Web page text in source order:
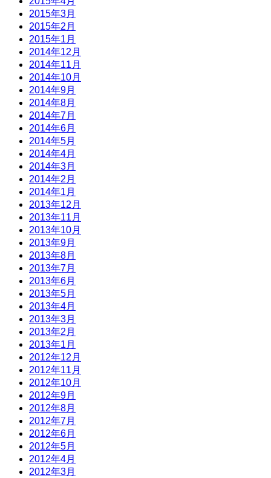
2015年3月
2015年2月
2015年1月
2014年12月
2014年11月
2014年10月
2014年9月
2014年8月
2014年7月
2014年6月
2014年5月
2014年4月
2014年3月
2014年2月
2014年1月
2013年12月
2013年11月
2013年10月
2013年9月
2013年8月
2013年7月
2013年6月
2013年5月
2013年4月
2013年3月
2013年2月
2013年1月
2012年12月
2012年11月
2012年10月
2012年9月
2012年8月
2012年7月
2012年6月
2012年5月
2012年4月
2012年3月